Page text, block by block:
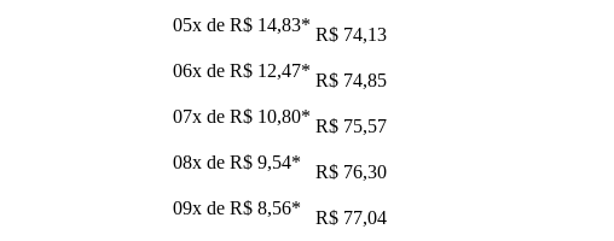
05x de R$ 14,83* R$ 74,13
06x de R$ 12,47* R$ 74,85
07x de R$ 10,80* R$ 75,57
08x de R$ 9,54*
R$ 76,30
09x de R$ 8,56*
R$ 77,04